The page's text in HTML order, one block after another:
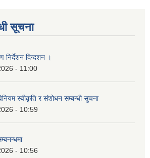
सूचना
निर्देशन दिग्दशन ।
- 11:00
स्वीकृति र संशोधन सम्बन्धी सुचना
- 10:59
- 10:56